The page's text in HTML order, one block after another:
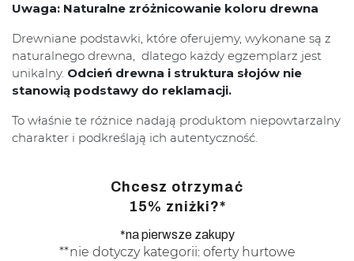
Uwaga: Naturalne zróżnicowanie koloru drewna
Drewniane podstawki, które oferujemy, wykonane są z
naturalnego drewna, dlatego każdy egzemplarz jest
unikalny. Odcień drewna i struktura słojów nie
stanowią podstawy do reklamacji.
To właśnie te różnice nadają produktom niepowtarzalny
charakter i podkreślają ich autentyczność.
Chcesz otrzymać
15% zniżki?*
*na pierwsze zakupy
**nie dotyczy kategorii: oferty hurtowe